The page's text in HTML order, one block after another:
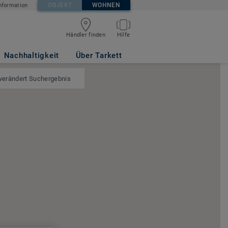
OBJEKT WOHNEN
Händler finden Hilfe
Nachhaltigkeit Über Tarkett
Suchergebnis